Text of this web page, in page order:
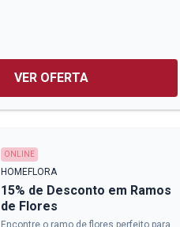
VER OFERTA
ONLINE
HOMEFLORA
15% de Desconto em Ramos
de Flores
Encontre o ramo de flores perfeito para